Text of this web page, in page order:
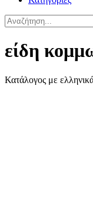
είδη
Κατάλογος με